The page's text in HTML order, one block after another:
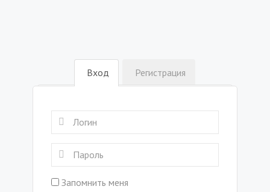
Вход Регистрация
Запомнить меня